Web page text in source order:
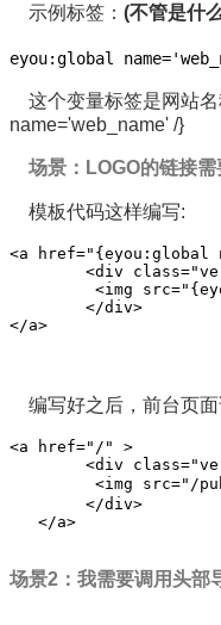
示例标签： (不管是什
eyou:global
这个变量标签是网站名
name='web_name' /}
场景：LOGO的链接需
模板代码这样编写:
<a href="{eyou:global
<div
<img
</div>
</a>
编写好之后，前台页面
<a href="/" >
<div
<img src="/public/
</div>
</a>
场景2：我需要调用头部